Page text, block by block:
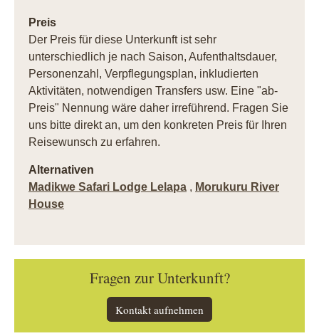
Preis
Der Preis für diese Unterkunft ist sehr
unterschiedlich je nach Saison, Aufenthaltsdauer,
Personenzahl, Verpflegungsplan, inkludierten
Aktivitäten, notwendigen Transfers usw. Eine "ab-
Preis" Nennung wäre daher irreführend. Fragen Sie
uns bitte direkt an, um den konkreten Preis für Ihren
Reisewunsch zu erfahren.
Alternativen
Madikwe Safari Lodge Lelapa , Morukuru River
House
Fragen zur Unterkunft?
Kontakt aufnehmen